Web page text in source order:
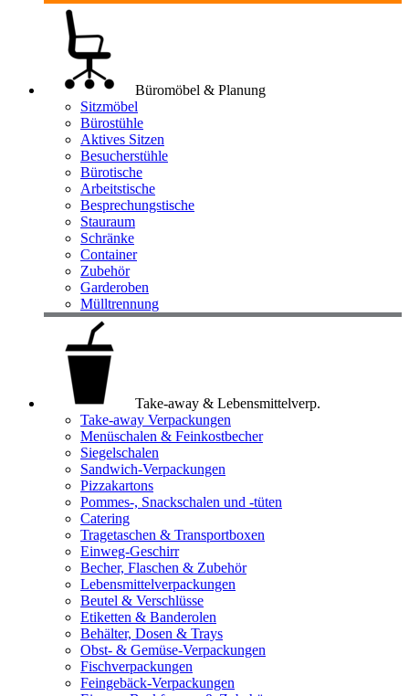
Büromöbel & Planung
Sitzmöbel
Bürostühle
Aktives Sitzen
Besucherstühle
Bürotische
Arbeitstische
Besprechungstische
Stauraum
Schränke
Container
Zubehör
Garderoben
Mülltrennung
Take-away & Lebensmittelverp.
Take-away Verpackungen
Menüschalen & Feinkostbecher
Siegelschalen
Sandwich-Verpackungen
Pizzakartons
Pommes-, Snackschalen und -tüten
Catering
Tragetaschen & Transportboxen
Einweg-Geschirr
Becher, Flaschen & Zubehör
Lebensmittelverpackungen
Beutel & Verschlüsse
Etiketten & Banderolen
Behälter, Dosen & Trays
Obst- & Gemüse-Verpackungen
Fischverpackungen
Feingebäck-Verpackungen